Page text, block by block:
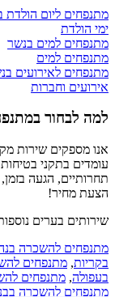
ליום הולדת בנשר
למיםבנשר
למים
לאירועיםבנשר
וחברות
במתנפחים
שירות מקצועי
בתקני בטיחות
הגעה בזמן,
מחיר!
בערים נוספות:
להשכרה בנהריה,
,מתנפחים להשכרה
,מתנפחים להשכרה
להשכרה בבני ברק